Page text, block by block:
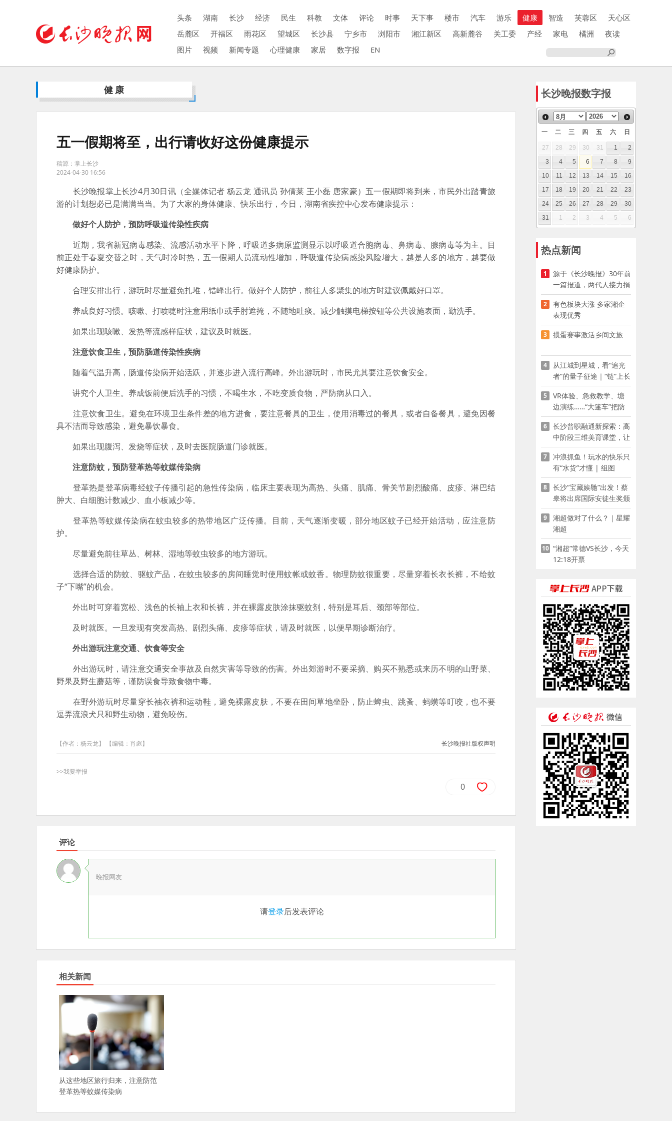
头条 湖南 长沙 经济 民生 科教 文体 评论 时事 天下事 楼市 汽车 游乐 健康 智造 芙蓉区
天心区
岳麓区
开福区 雨花区 望城区 长沙县 宁乡市 浏阳市 湘江新区 高新麓谷 关工委 产经 家电 橘洲
夜读
图片
视频 新闻专题 心理健康 家居 数字报 EN
健康
五一假期将至，出行请收好这份健康提示
稿源：掌上长沙
2024-04-30 16:56
长沙晚报掌上长沙4月30日讯（全媒体记者 杨云龙 通讯员 孙倩莱 王小磊 唐家豪）五一假期即将到来，市民外出踏青旅
游的计划想必已是满满当当。为了大家的身体健康、快乐出行，今日，湖南省疾控中心发布健康提示：
做好个人防护，预防呼吸道传染性疾病
近期，我省新冠病毒感染、流感活动水平下降，呼吸道多病原监测显示以呼吸道合胞病毒、鼻病毒、腺病毒等为主。目
前正处于春夏交替之时，天气时冷时热，五一假期人员流动性增加，呼吸道传染病感染风险增大，越是人多的地方，越要做
好健康防护。
合理安排出行，游玩时尽量避免扎堆，错峰出行。做好个人防护，前往人多聚集的地方时建议佩戴好口罩。
养成良好习惯。咳嗽、打喷嚏时注意用纸巾或手肘遮掩，不随地吐痰。减少触摸电梯按钮等公共设施表面，勤洗手。
如果出现咳嗽、发热等流感样症状，建议及时就医。
注意饮食卫生，预防肠道传染性疾病
随着气温升高，肠道传染病开始活跃，并逐步进入流行高峰。外出游玩时，市民尤其要注意饮食安全。
讲究个人卫生。养成饭前便后洗手的习惯，不喝生水，不吃变质食物，严防病从口入。
注意饮食卫生。避免在环境卫生条件差的地方进食，要注意餐具的卫生，使用消毒过的餐具，或者自备餐具，避免因餐
具不洁而导致感染，避免暴饮暴食。
如果出现腹泻、发烧等症状，及时去医院肠道门诊就医。
注意防蚊，预防登革热等蚊媒传染病
登革热是登革病毒经蚊子传播引起的急性传染病，临床主要表现为高热、头痛、肌痛、骨关节剧烈酸痛、皮疹、淋巴结
肿大、白细胞计数减少、血小板减少等。
登革热等蚊媒传染病在蚊虫较多的热带地区广泛传播。目前，天气逐渐变暖，部分地区蚊子已经开始活动，应注意防
护。
尽量避免前往草丛、树林、湿地等蚊虫较多的地方游玩。
选择合适的防蚊、驱蚊产品，在蚊虫较多的房间睡觉时使用蚊帐或蚊香。物理防蚊很重要，尽量穿着长衣长裤，不给蚊
子“下嘴”的机会。
外出时可穿着宽松、浅色的长袖上衣和长裤，并在裸露皮肤涂抹驱蚊剂，特别是耳后、颈部等部位。
及时就医。一旦发现有突发高热、剧烈头痛、皮疹等症状，请及时就医，以便早期诊断治疗。
外出游玩注意交通、饮食等安全
外出游玩时，请注意交通安全事故及自然灾害等导致的伤害。外出郊游时不要采摘、购买不熟悉或来历不明的山野菜、
野果及野生蘑菇等，谨防误食导致食物中毒。
在野外游玩时尽量穿长袖衣裤和运动鞋，避免裸露皮肤，不要在田间草地坐卧，防止蜱虫、跳蚤、蚂蟥等叮咬，也不要
逗弄流浪犬只和野生动物，避免咬伤。
【作者：杨云龙】 【编辑：肖彪】 长沙晚报社版权声明
>>我要举报
0
评论
晚报网友
请登录后发表评论
相关新闻
从这些地区旅行归来，注意防范
登革热等蚊媒传染病
长沙晚报数字报
一 二 三 四 五 六 日
27 28 29 30 31 1
2
3
4 5 6 7 8
9
10
11 12 13 14 15
16
17
18 19 20 21 22
23
24
25 26 27 28 29
30
31
1 2 3 4 5 6
热点新闻
1
源于《长沙晚报》30年前
一篇报道，两代人接力捐
资助学
2
有色板块大涨 多家湘企
表现优秀
3 掼蛋赛事激活乡间文旅
4
从江城到星城，看“追光
者”的量子征途｜“链”上长
沙 “才”够硬核
5
VR体验、急救教学、塘
边演练……“大篷车”把防
溺水课堂搬到乡村青少年
家门口
6
长沙普职融通新探索：高
中阶段三维美育课堂，让
少年向美而生
7
冲浪抓鱼！玩水的快乐只
有“水货”才懂 | 组图
8
长沙“宝藏娭毑”出发！蔡
皋将出席国际安徒生奖颁
奖典礼并领奖
9
湘超做对了什么？｜星耀
湘超
10 “湘超”常德VS长沙，今天
12:18开票